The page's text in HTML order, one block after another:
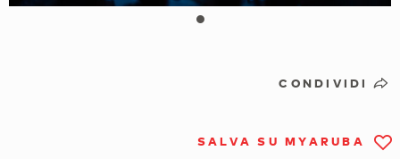
CONDIVIDI
SALVA SU MYARUBA